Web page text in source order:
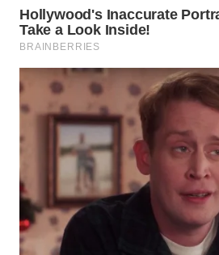
WN
BOGOR
WN
DEPOK
WN
TAPANULI
WN
SAMOSIR